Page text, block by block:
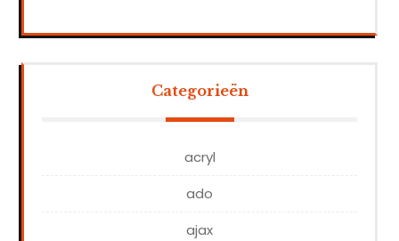
Categorieën
acryl
ado
ajax